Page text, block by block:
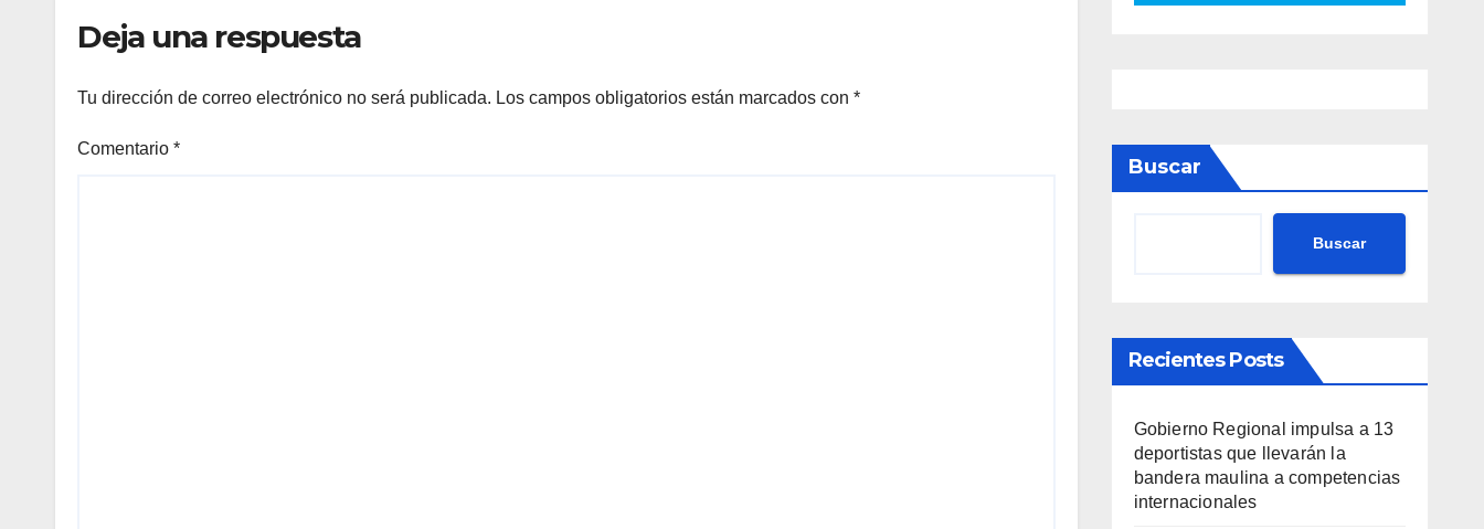
Deja una respuesta
Tu dirección de correo electrónico no será publicada. Los campos obligatorios están marcados con *
Comentario *
Buscar
Buscar
Recientes Posts
Gobierno Regional impulsa a 13
deportistas que llevarán la
bandera maulina a competencias
internacionales